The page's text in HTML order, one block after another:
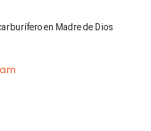
en Madre de Dios
am